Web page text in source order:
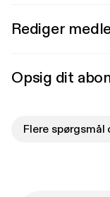
Rediger
Opsig dit
Flere spørgsmål